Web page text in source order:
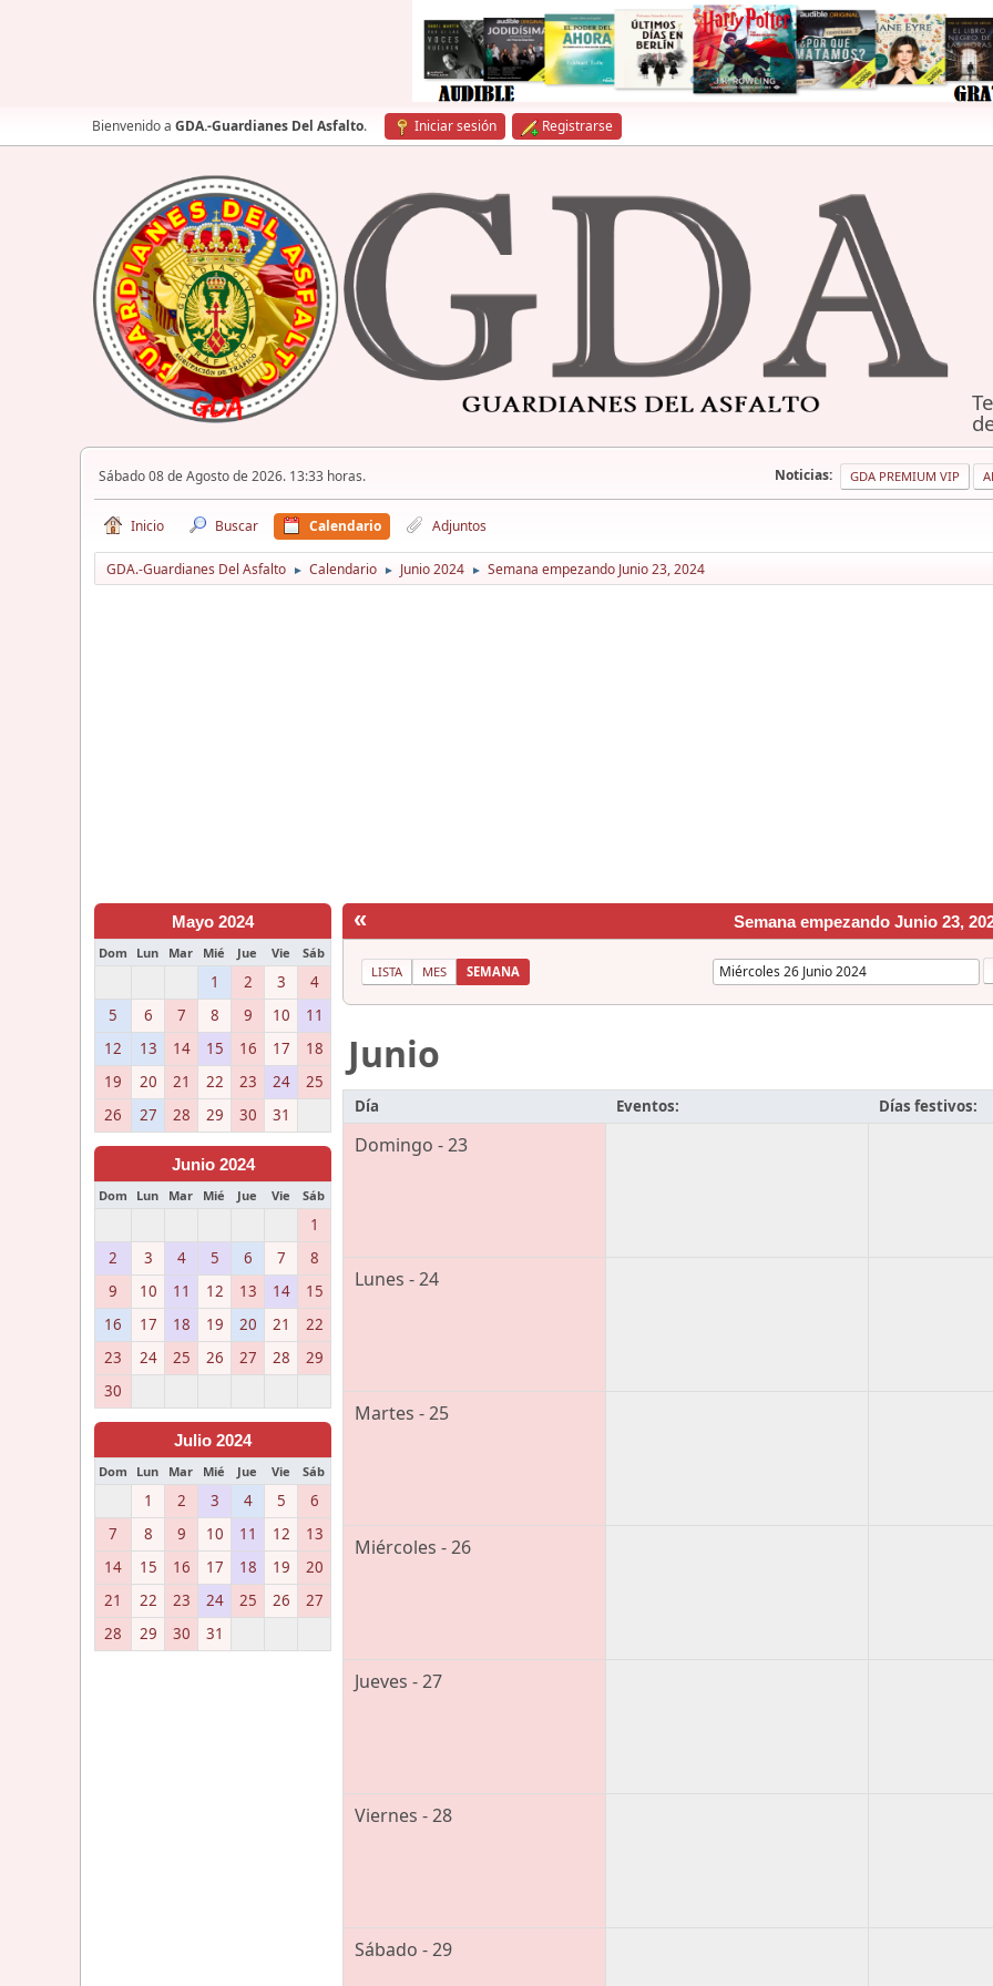
Bienvenido a GDA.-Guardianes Del Asfalto. Iniciar sesión Registrarse
Sábado 08 de Agosto de 2026. 13:33 horas. Noticias: GDA PREMIUM VIP
Inicio Buscar Calendario Adjuntos
GDA.-Guardianes Del Asfalto ► Calendario ► Junio 2024 ► Semana empezando Junio 23, 2024
Mayo 2024
Dom Lun Mar Mié Jue Vie Sáb
1 2 3
4
5
6 7 8 9 10
11
12
13 14 15 16 17
18
19
20 21 22 23 24
25
26
27 28 29 30 31
Junio 2024
Dom Lun Mar Mié Jue Vie Sáb
1
2
3 4 5 6 7
8
9
10 11 12 13 14
15
16
17 18 19 20 21
22
23
24 25 26 27 28
29
30
Julio 2024
Dom Lun Mar Mié Jue Vie Sáb
1 2 3 4 5
6
7
8 9 10 11 12
13
14
15 16 17 18 19
20
21
22 23 24 25 26
27
28
29 30 31
« Semana empezando Junio 23,
LISTA MES SEMANA
Junio
Día Eventos: Días festivos:
Domingo - 23
Lunes - 24
Martes - 25
Miércoles - 26
Jueves - 27
Viernes - 28
Sábado - 29